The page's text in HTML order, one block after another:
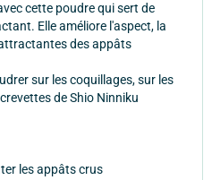
cette poudre qui sert de
Elle améliore l'aspect, la
des appâts
sur les coquillages, sur les
de Shio Ninniku
les appâts crus